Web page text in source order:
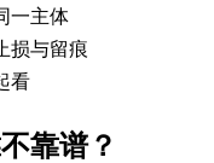
一主体
损与留痕
看
靠谱？